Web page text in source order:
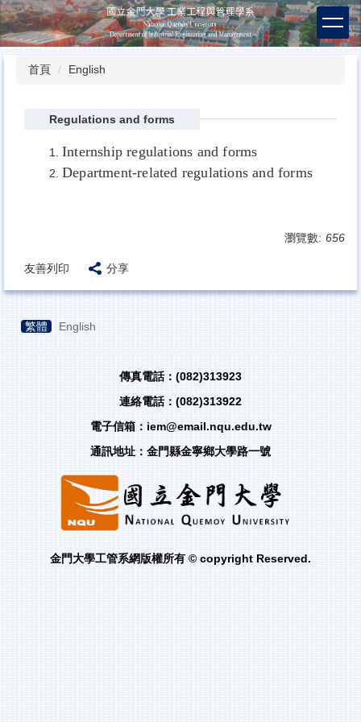
跳
主
首頁 English
Regulations and forms
Internship regulations and forms
Department-related regulations and forms
瀏覽數: 656
友善列印 分享
繁體 English
傳真電話：(082)313923
連絡電話：(082)313922
電子信箱：iem@email.nqu.edu.tw
通訊地址：金門縣金寧鄉大學路一號
金門大學工管系網版權所有 © copyright Reserved.